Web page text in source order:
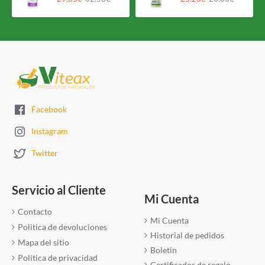
Facebook
Instagram
Twitter
Servicio al Cliente
Contacto
Politica de devoluciones
Mapa del sitio
Política de privacidad
Mi Cuenta
Mi Cuenta
Historial de pedidos
Boletin